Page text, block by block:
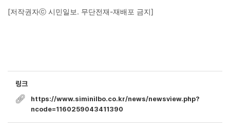
[저작권자ⓒ 시민일보. 무단전재-재배포 금지]
링크
https://www.siminilbo.co.kr/news/newsview.php?
ncode=1160259043411390